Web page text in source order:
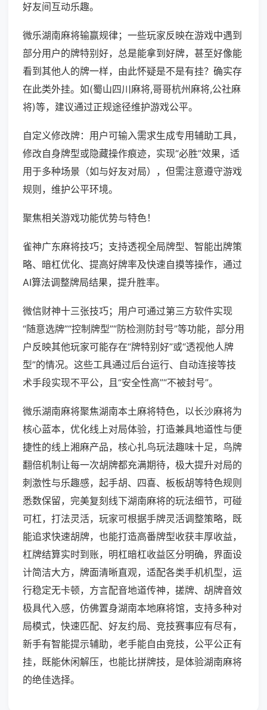
好友间互动乐趣。
微乐湖南麻将输赢规律；一些玩家反映在游戏中遇到
部分用户的牌特别好，总是能拿到好牌，甚至好像能
看到其他人的牌一样，由此怀疑是不是有挂？确实存
在此类外挂。如(蜀山四川麻将,哥哥杭州麻将,公社麻
将)等，建议通过正规途径维护游戏公平。
自定义修改牌：用户可输入需求生成专用辅助工具，
修改自身牌型或隐藏操作痕迹，实现“必胜”效果，适
用于多种场景（如与好友对局），但需注意遵守游戏
规则，维护公平环境。
聚焦相关游戏功能优势与特色！
雀神广东麻将技巧；支持透视全局牌型、智能出牌策
略、暗杠优化、提高好牌率及快速自摸等操作，通过
AI算法调整牌局结果，提升胜率。
微信财神十三张技巧；用户可通过第三方软件实现
“随意选牌”“控制牌型”“防检测防封号”等功能，部分用
户反映其他玩家可能存在“牌特别好”或“透视他人牌
型”的情况。这些工具通过后台运行、自动连接等技
术手段实现不平公，且“安全性高”“不被封号”。
微乐湖南麻将聚焦湖南本土麻将特色，以长沙麻将为
核心蓝本，优化线上对局体验，打造兼具地道性与便
捷性的线上湘麻产品，核心扎鸟玩法趣味十足，鸟牌
翻倍机制让每一次胡牌都充满期待，极大提升对局的
刺激性与乐趣感，起手胡、四喜、板板胡等特色规则
悉数保留，完美复刻线下湖南麻将的玩法细节，可碰
可杠，打法灵活，玩家可根据手牌灵活调整策略，既
能追求快速胡牌，也能打造高番牌型收获丰厚收益，
杠牌结算实时到账，明杠暗杠收益区分明确，界面设
计简洁大方，牌面清晰直观，适配各类手机机型，运
行稳定无卡顿，方言配音地道传神，搓牌、胡牌音效
极具代入感，仿佛置身湖南本地麻将馆，支持多种对
局模式，快速匹配、好友约局、竞技赛事应有尽有，
新手有智能提示辅助，老手能自由竞技，公平公正有
挂，既能休闲解压，也能比拼牌技，是体验湖南麻将
的绝佳选择。